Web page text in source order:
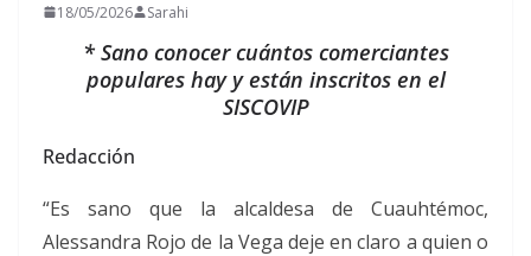
18/05/2026 Sarahi
* Sano conocer cuántos comerciantes
populares hay y están inscritos en el
SISCOVIP
Redacción
“Es sano que la alcaldesa de Cuauhtémoc,
Alessandra Rojo de la Vega deje en claro a quien o